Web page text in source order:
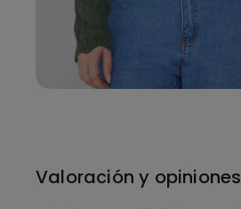
Valoración y opiniones